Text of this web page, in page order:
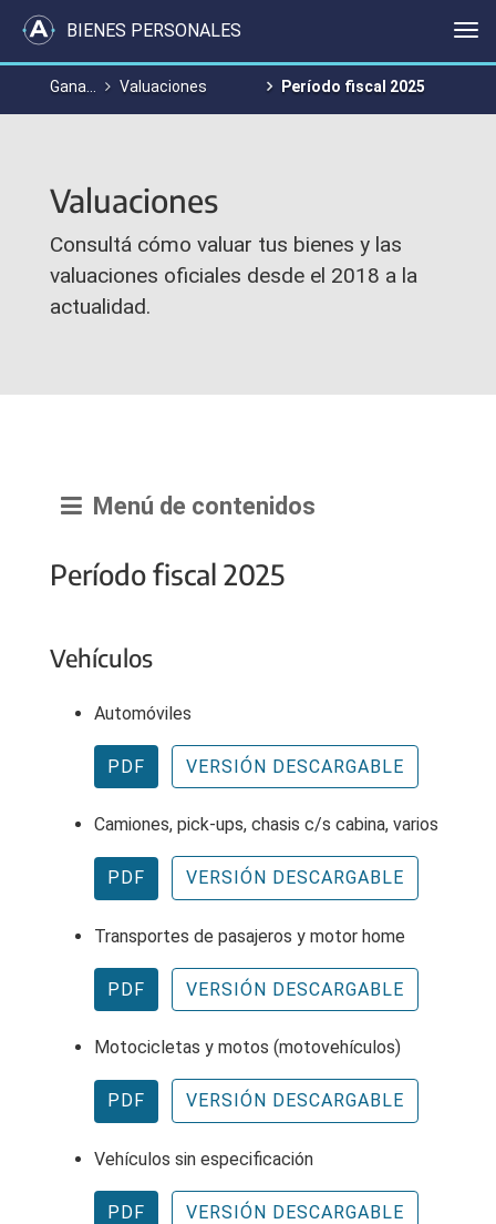
BIENES PERSONALES
Valuaciones Período fiscal 2025
Valuaciones
Consultá cómo valuar tus bienes y las
valuaciones oficiales desde el 2018 a la
actualidad.
Menú de contenidos
Período fiscal 2025
Vehículos
Automóviles
PDF VERSIÓN DESCARGABLE
Camiones, pick-ups, chasis c/s cabina, varios
PDF VERSIÓN DESCARGABLE
Transportes de pasajeros y motor home
PDF VERSIÓN DESCARGABLE
Motocicletas y motos (motovehículos)
PDF VERSIÓN DESCARGABLE
Vehículos sin especificación
PDF VERSIÓN DESCARGABLE